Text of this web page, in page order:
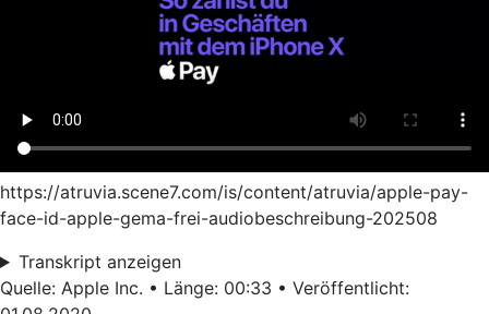
https://atruvia.scene7.com/is/content/atruvia/apple-pay-
face-id-apple-gema-frei-audiobeschreibung-202508
Transkript anzeigen
Quelle: Apple Inc. • Länge: 00:33 • Veröffentlicht: